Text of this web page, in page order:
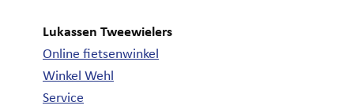
Lukassen Tweewielers
Online fietsenwinkel
Winkel Wehl
Service